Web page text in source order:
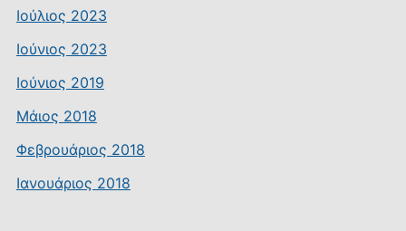
Ιούλιος 2023
Ιούνιος 2023
Ιούνιος 2019
Μάιος 2018
Φεβρουάριος 2018
Ιανουάριος 2018